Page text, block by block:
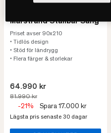
Marstrand Ställbar Säng
Priset avser 90x210
• Tidlös design
• Stöd för ländrygg
• Flera färger & storlekar
64.990 kr
81.990 kr
-21% Spara 17.000 kr
Lägsta pris senaste 30 dagar